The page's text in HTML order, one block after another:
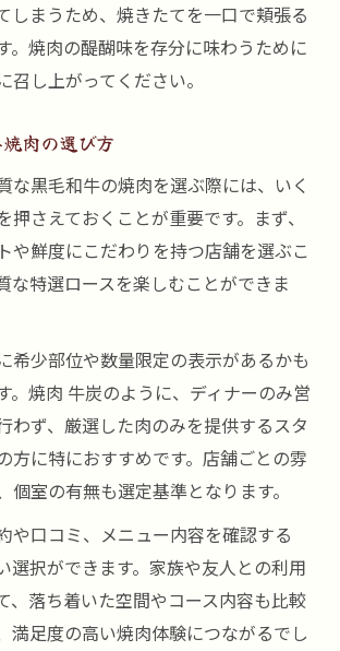
しまうため、焼きたてを一口で頬張る
。焼肉の醍醐味を存分に味わうために
召し上がってください。
肉の選び方
な黒毛和牛の焼肉を選ぶ際には、いく
押さえておくことが重要です。まず、
や鮮度にこだわりを持つ店舗を選ぶこ
な特選ロースを楽しむことができま
希少部位や数量限定の表示があるかも
。焼肉 牛炭のように、ディナーのみ営
わず、厳選した肉のみを提供するスタ
方に特におすすめです。店舗ごとの雰
個室の有無も選定基準となります。
や口コミ、メニュー内容を確認する
選択ができます。家族や友人との利用
、落ち着いた空間やコース内容も比較
満足度の高い焼肉体験につながるでし